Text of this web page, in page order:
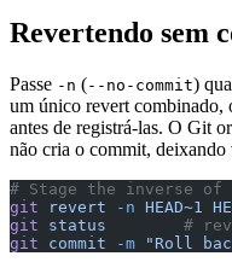
Revertendo sem
Passe -n (--no-commit)
um único revert combinado,
antes de registrá-las. O Git
não cria o commit, deixando
# Stage the inverse of
git revert -n HEAD~1
git status
#
git commit -m "Roll